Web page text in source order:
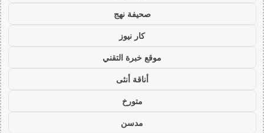
صحيفة نهج
كار نيوز
موقع خبرة التقني
أناقة أنثى
متورخ
مدسن